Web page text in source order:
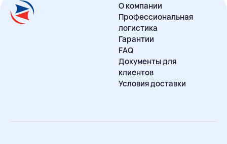
О компании
Профессиональная
логистика
Гарантии
FAQ
Документы для
клиентов
Условия доставки